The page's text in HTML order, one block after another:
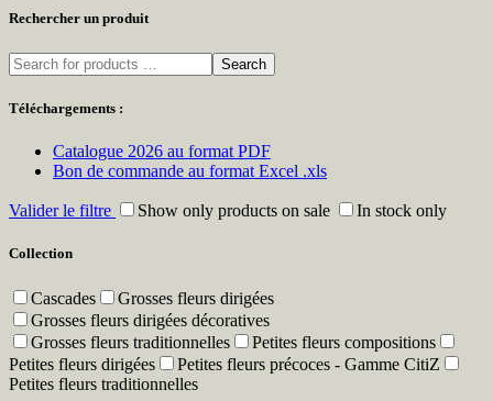
Rechercher un produit
Search
Téléchargements :
Catalogue 2026 au format PDF
Bon de commande au format Excel .xls
Valider le filtre Show only products on sale In stock only
Collection
Cascades
Grosses fleurs dirigées
Grosses fleurs dirigées décoratives
Grosses fleurs traditionnelles
Petites fleurs compositions
Petites fleurs dirigées
Petites fleurs précoces - Gamme CitiZ
Petites fleurs traditionnelles